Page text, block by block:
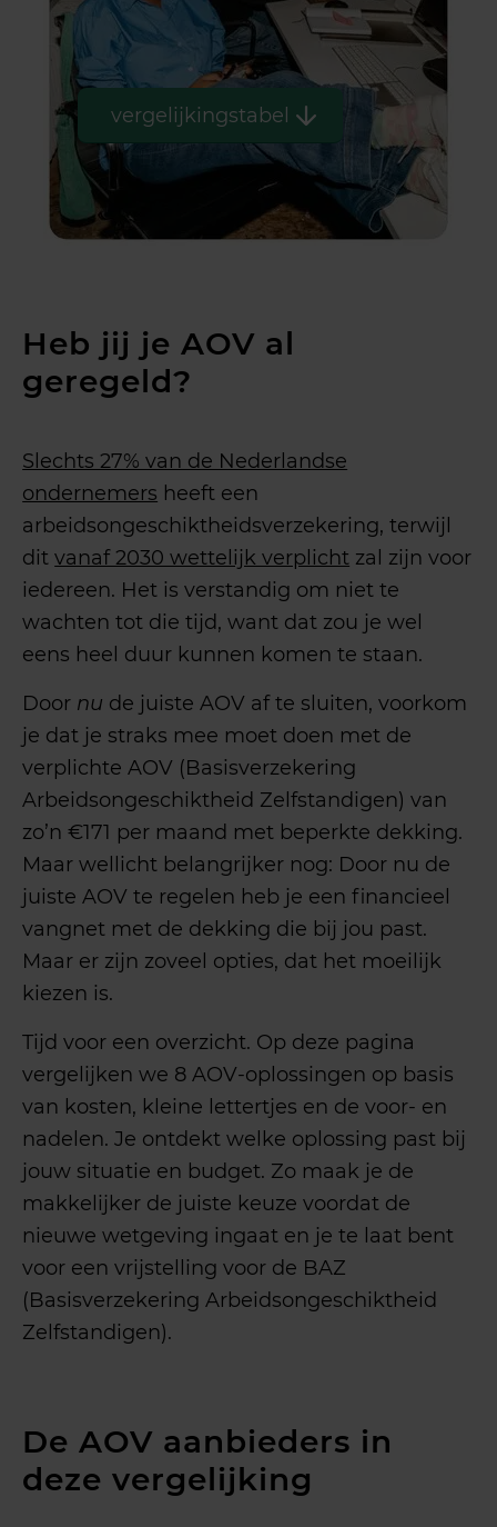
vergelijkingstabel
Heb jij je AOV al
geregeld?
Slechts 27% van de Nederlandse
ondernemers heeft een
arbeidsongeschiktheidsverzekering, terwijl
ditvanaf 2030 wettelijk verplicht zal zijn voor
iedereen. Het is verstandig om niet te
wachten tot die tijd, want dat zou je wel
eens heel duur kunnen komen te staan.
Door nu de juiste AOV af te sluiten, voorkom
je dat je straks mee moet doen met de
verplichte AOV (Basisverzekering
Arbeidsongeschiktheid Zelfstandigen) van
zo’n €171 per maand met beperkte dekking.
Maar wellicht belangrijker nog: Door nu de
juiste AOV te regelen heb je een financieel
vangnet met de dekking die bij jou past.
Maar er zijn zoveel opties, dat het moeilijk
kiezen is.
Tijd voor een overzicht. Op deze pagina
vergelijken we 8 AOV-oplossingen op basis
van kosten, kleine lettertjes en de voor- en
nadelen. Je ontdekt welke oplossing past bij
jouw situatie en budget. Zo maak je de
makkelijker de juiste keuze voordat de
nieuwe wetgeving ingaat en je te laat bent
voor een vrijstelling voor de BAZ
(Basisverzekering Arbeidsongeschiktheid
Zelfstandigen).
De AOV aanbieders in
deze vergelijking